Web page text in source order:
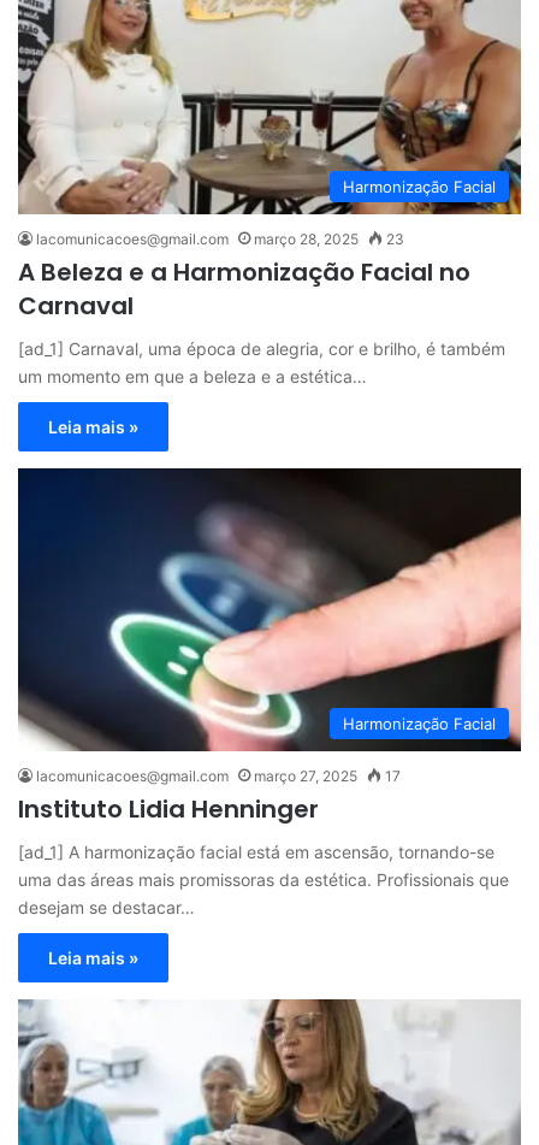
Harmonização Facial
lacomunicacoes@gmail.com março 28, 2025 23
A Beleza e a Harmonização Facial no
Carnaval
[ad_1] Carnaval, uma época de alegria, cor e brilho, é também
um momento em que a beleza e a estética…
Leia mais »
Harmonização Facial
lacomunicacoes@gmail.com março 27, 2025 17
Instituto Lidia Henninger
[ad_1] A harmonização facial está em ascensão, tornando-se
uma das áreas mais promissoras da estética. Profissionais que
desejam se destacar…
Leia mais »